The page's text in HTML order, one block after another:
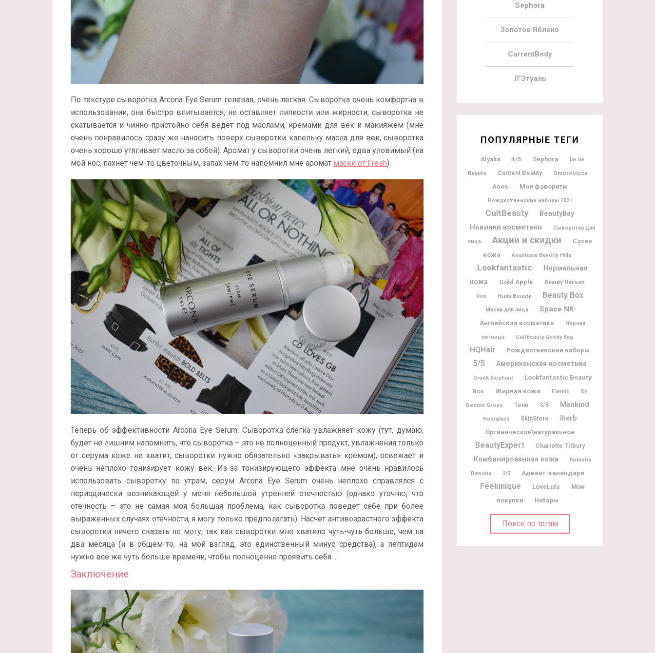
По текстуре сыворотка Arcona Eye Serum гелевая, очень легкая. Сыворотка очень комфортна в
использовании, она быстро впитывается, не оставляет липкости или жирности, сыворотка не
скатывается и чинно-пристойно себя ведет под маслами, кремами для век и макияжем (мне
очень понравилось сразу же наносить поверх сыворотки капельку масла для век, сыворотка
очень хорошо утягивает масло за собой). Аромат у сыворотки очень легкий, едва уловимый (на
мой нос, пахнет чем-то цветочным, запах чем-то напомнил мне аромат маски от Fresh).
Теперь об эффективности Arcona Eye Serum. Сыворотка слегка увлажняет кожу (тут, думаю,
будет не лишним напомнить, что сыворотка – это не полноценный продукт, увлажнения только
от серума коже не хватит, сыворотки нужно обязательно «закрывать» кремом), освежает и
очень неплохо тонизирует кожу век. Из-за тонизирующего эффекта мне очень нравилось
использовать сыворотку по утрам, серум Arcona Eye Serum очень неплохо справлялся с
периодически возникающей у меня небольшой утренней отечностью (однако уточню, что
отечность – это не самая моя большая проблема, как сыворотка поведет себе при более
выраженных случаях отечности, я могу только предполагать). Насчет антивозрастного эффекта
сыворотки ничего сказать не могу, так как сыворотки мне хватило чуть-чуть больше, чем на
два месяца (и в общем-то, на мой взгляд, это единственный минус средства), а пептидам
нужно все же чуть больше времени, чтобы полноценно проявить себя…
Заключение
Sephora
Золотое Яблоко
CurrentBody
Л’Этуаль
ПОПУЛЯРНЫЕ ТЕГИ
Alyaka 4/5 Sephora
Ile de
Beaute
Content Beauty Omorovicza
Asos Мои фавориты
Рождественские наборы 2021
CultBeauty
BeautyBay
Новинки косметики
Сыворотка для
лица Акции и скидки
Сухая
кожа
Anastasia Beverly Hills
Lookfantastic
Нормальная
кожа
Gold Apple Beauty Heroes
Ren Huda Beauty Beauty Box
Маска для лица Space NK
Английская косметика Черная
пятница CultBeauty Goody Bag
HQHair Рождественские наборы
5/5 Американская косметика
Drunk Elephant
Lookfantastic Beauty
Box
Жирная кожа Elemis
Dr
Dennis Gross
Тени 3/5 Mankind
Hourglass SkinStore Iherb
Органическое\натуральное
BeautyExpert Charlotte Tilbury
Комбинированная кожа
Natasha
Denona
2/5 Адвент-календари
Feelunique LoveLula
Мои
покупки
Наборы
Поиск по тегам